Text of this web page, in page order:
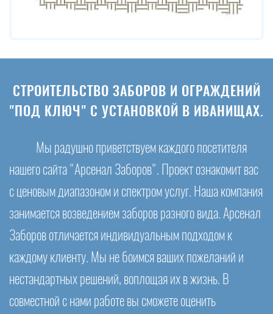
СТРОИТЕЛЬСТВО ЗАБОРОВ И ОГРАЖДЕНИЙ
"ПОД КЛЮЧ" С УСТАНОВКОЙ В ИВАНИЩАХ.
Мы радушно приветствуем каждого посетителя
нашего сайта "Арсенал Заборов". Проект ознакомит вас
с ценовым диапазоном и спектром услуг. Наша компания
занимается возведением заборов разного вида. Арсенал
Заборов отличается индивидуальным подходом к
каждому клиенту. Мы не боимся ваших пожеланий и
нестандартных решений, воплощая их в жизнь. В
совместной с нами работе вы сможете оценить